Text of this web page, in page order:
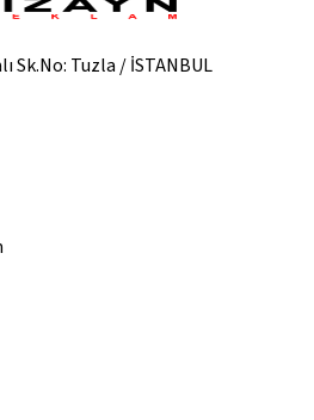
Sk.No: Tuzla / İSTANBUL